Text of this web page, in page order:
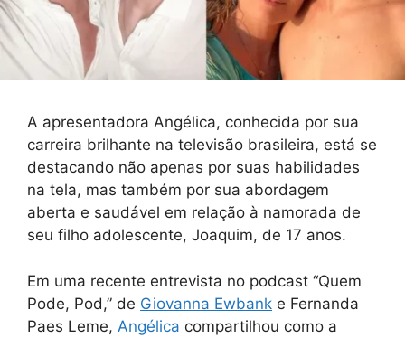
A apresentadora Angélica, conhecida por sua
carreira brilhante na televisão brasileira, está se
destacando não apenas por suas habilidades
na tela, mas também por sua abordagem
aberta e saudável em relação à namorada de
seu filho adolescente, Joaquim, de 17 anos.
Em uma recente entrevista no podcast “Quem
Pode, Pod,” de Giovanna Ewbank e Fernanda
Paes Leme, Angélica compartilhou como a